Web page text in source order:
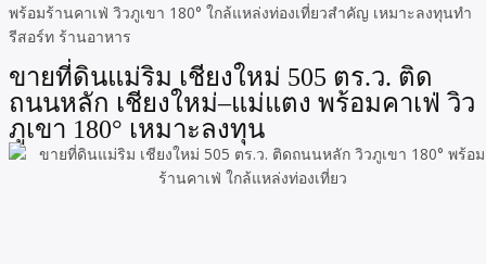
พร้อมร้านคาเฟ่ วิวภูเขา 180° ใกล้แหล่งท่องเที่ยวสำคัญ เหมาะลงทุนทำ
รีสอร์ท ร้านอาหาร
ขายที่ดินแม่ริม เชียงใหม่ 505 ตร.ว. ติด
ถนนหลัก เชียงใหม่–แม่แตง พร้อมคาเฟ่ วิว
ภูเขา 180° เหมาะลงทุน